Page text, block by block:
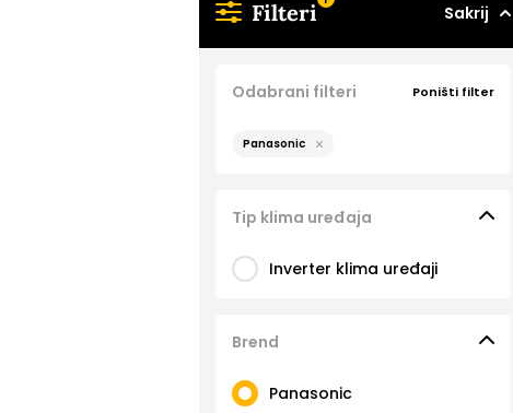
Filteri Sakrij
Tip klima uređaja
Inverter klima uređaji
Brend
Panasonic
Odabrani filteri Poništi filter
Panasonic